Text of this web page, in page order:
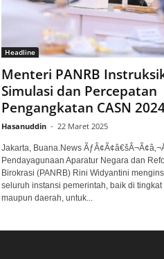
Headline
Menteri PANRB
Simulasi dan Percepatan
Pengangkatan CASN
Hasanuddin - 22 Maret 2025
Jakarta, Buana.News
Pendayagunaan Aparatur Negara dan
Birokrasi (PANRB) Rini Widyantini
seluruh instansi pemerintah, baik di tingkat
maupun daerah, untuk...